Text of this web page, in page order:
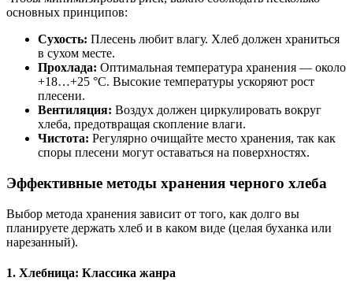
основных принципов:
Сухость: Плесень любит влагу. Хлеб должен храниться
в сухом месте.
Прохлада: Оптимальная температура хранения — около
+18…+25 °C. Высокие температуры ускоряют рост
плесени.
Вентиляция: Воздух должен циркулировать вокруг
хлеба, предотвращая скопление влаги.
Чистота: Регулярно очищайте место хранения, так как
споры плесени могут оставаться на поверхностях.
Эффективные методы хранения черного хлеба
Выбор метода хранения зависит от того, как долго вы
планируете держать хлеб и в каком виде (целая буханка или
нарезанный).
1. Хлебница: Классика жанра